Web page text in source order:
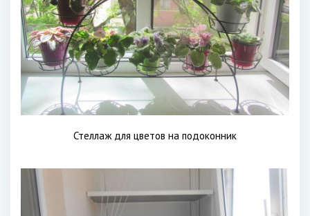
Стеллаж для цветов на подоконник